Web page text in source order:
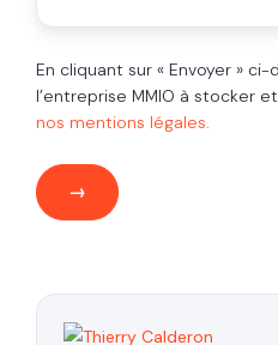
En cliquant sur « Envoyer »
l’entreprise MMIO à stocker
nos mentions légales.